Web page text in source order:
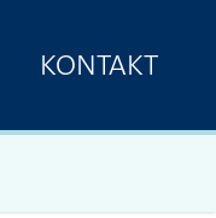
KONTAKT